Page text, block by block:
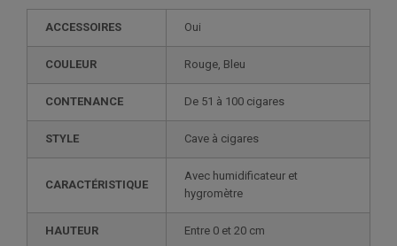
ACCESSOIRES Oui
COULEUR Rouge, Bleu
CONTENANCE de 51 à 100 cigares
STYLE cave à cigares
CARACTÉRISTIQUE
avec humidificateur et
hygromètre
HAUTEUR entre 0 et 20 cm